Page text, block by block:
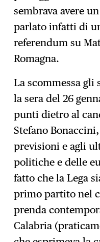
sembrava avere
parlato infatti di
referendum su
Romagna.
La scommessa
la sera del 26
punti dietro al
Stefano
previsioni e agli
politiche e delle
fatto che la Lega
primo partito nel
prenda
Calabria